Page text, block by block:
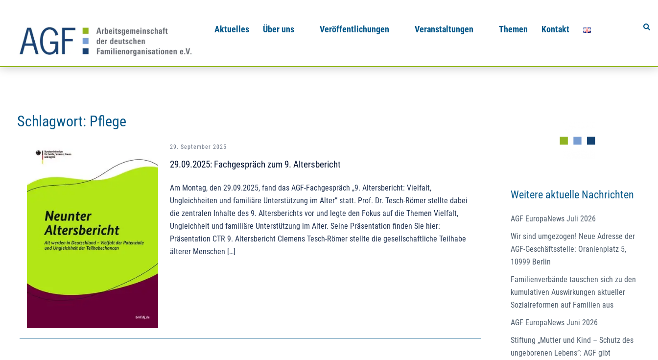
springen
Aktuelles Über uns Veröffentlichungen Veranstaltungen Themen Kontakt
Schlagwort: Pflege
29. September 2025
29.09.2025: Fachgespräch zum 9. Altersbericht
Am Montag, den 29.09.2025, fand das AGF-Fachgespräch „9. Altersbericht: Vielfalt,
Ungleichheiten und familiäre Unterstützung im Alter” statt. Prof. Dr. Tesch-Römer stellte dabei
die zentralen Inhalte des 9. Altersberichts vor und legte den Fokus auf die Themen Vielfalt,
Ungleichheit und familiäre Unterstützung im Alter. Seine Präsentation finden Sie hier:
Präsentation CTR 9. Altersbericht Clemens Tesch-Römer stellte die gesellschaftliche Teilhabe
älterer Menschen […]
Weitere aktuelle Nachrichten
AGF EuropaNews Juli 2026
Wir sind umgezogen! Neue Adresse der
AGF-Geschäftsstelle: Oranienplatz 5,
10999 Berlin
Familienverbände tauschen sich zu den
kumulativen Auswirkungen aktueller
Sozialreformen auf Familien aus
AGF EuropaNews Juni 2026
Stiftung „Mutter und Kind – Schutz des
ungeborenen Lebens”: AGF gibt